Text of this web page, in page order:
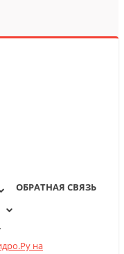
ОБРАТНАЯ СВЯЗЬ